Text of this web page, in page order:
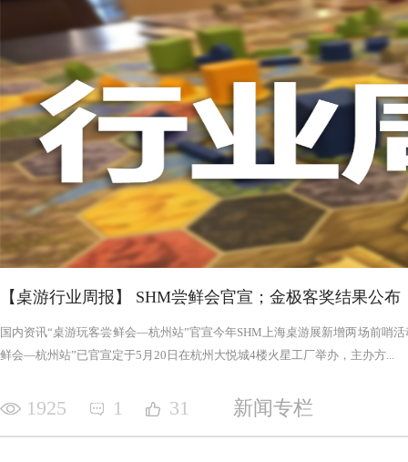
否进入罪恶的回合，鉴于次数有限以及是在英雄之后，这对
雄在场上存活的时间推移，英雄会变得更强，为了不断重创
日记录表，末日记录表上的数字越大，罪恶将会变得愈加难
竭尽全力后，仍要凭着压倒性的力量夷平土地。 与罪恶相对应的，是英雄阵营。每一次游戏，会在众
多英雄中（基础是七个，扩展中还有二十个左右）选择七个
的能力，也各有侧重，这一点的设计使游戏可玩度更高。然
的危机，英雄的每次行动都需要深思熟虑，与队友的配合显
英雄更是需要不断搜寻装备武装自己，然而每一轮的装备数
英雄为了目标浴血奋战，然而行动有限，资源有限，英雄们
战、面对压力的人来说，英雄的阵营将让你沉浸于此。，而
我体验的六局里，只扮演了一次罪恶，大多数作为英雄时，
游戏，不仅仅是挑战，而是它本身加入的运气因素和策略程
实现的艰巨挑战。大家有机会确实值得尝试！
【桌游行业周报】 SHM尝鲜会官宣；金极客奖结果公布
国内资讯“桌游玩客尝鲜会—杭州站”官宣今年SHM上海桌游展新增两场前哨
鲜会—杭州站”已官宣定于5月20日在杭州大悦城4楼火星工厂举办，主办方...
1925 1 31 新闻专栏